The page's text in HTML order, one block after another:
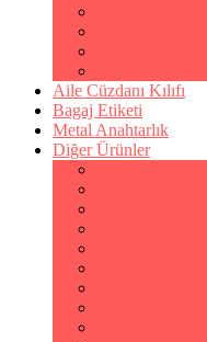
Aile Cüzdanı Kılıfı
Bagaj Etiketi
Metal Anahtarlık
Diğer Ürünler